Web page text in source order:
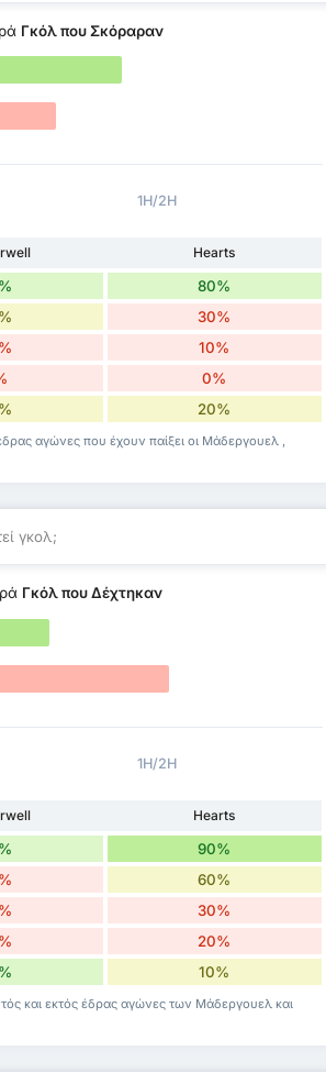
Γκόλ που Σκόραραν
1H/2H
Hearts
80%
30%
10%
0%
20%
αγώνες που έχουν παίξει οι Μάδεργουελ ,
γκολ;
Γκόλ που Δέχτηκαν
1H/2H
Hearts
90%
60%
30%
20%
10%
και εκτός έδρας αγώνες των Μάδεργουελ και